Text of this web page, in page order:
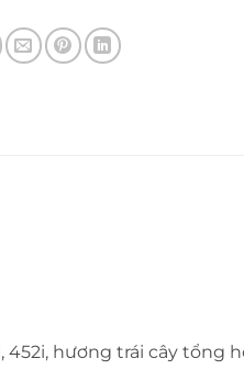
hương trái cây tổng